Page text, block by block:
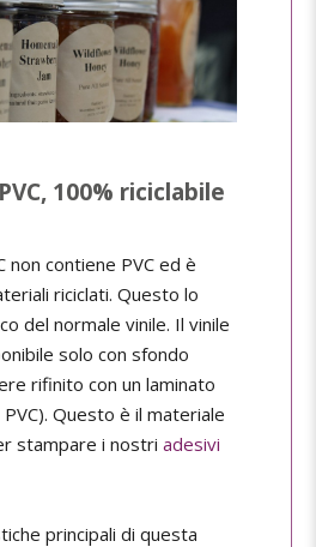
100% riciclabile
non contiene PVC ed è
riciclati. Questo lo
del normale vinile. Il vinile
solo con sfondo
rifinito con un laminato
Questo è il materiale
stampare i nostri adesivi
principali di questa